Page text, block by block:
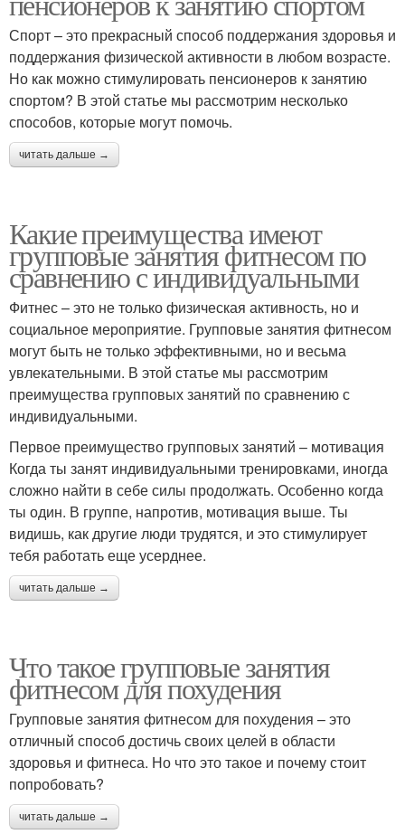
Спорт – это прекрасный способ поддержания здоровья и
поддержания физической активности в любом возрасте.
Но как можно стимулировать пенсионеров к занятию
спортом? В этой статье мы рассмотрим несколько
способов, которые могут помочь.
читать дальше →
Какие преимущества имеют
групповые занятия фитнесом по
сравнению с индивидуальными
Фитнес – это не только физическая активность, но и
социальное мероприятие. Групповые занятия фитнесом
могут быть не только эффективными, но и весьма
увлекательными. В этой статье мы рассмотрим
преимущества групповых занятий по сравнению с
индивидуальными.
Первое преимущество групповых занятий – мотивация
Когда ты занят индивидуальными тренировками, иногда
сложно найти в себе силы продолжать. Особенно когда
ты один. В группе, напротив, мотивация выше. Ты
видишь, как другие люди трудятся, и это стимулирует
тебя работать еще усерднее.
читать дальше →
Что такое групповые занятия
фитнесом для похудения
Групповые занятия фитнесом для похудения – это
отличный способ достичь своих целей в области
здоровья и фитнеса. Но что это такое и почему стоит
попробовать?
читать дальше →